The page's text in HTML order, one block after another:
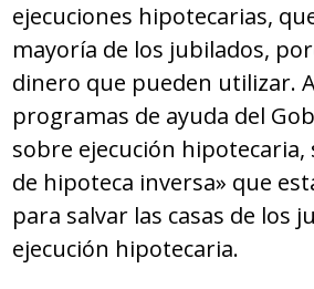
ejecuciones hipotecarias,
mayoría de los jubilados,
dinero que pueden utilizar.
programas de ayuda del
sobre ejecución hipotecaria,
de hipoteca inversa» que
para salvar las casas de los
ejecución hipotecaria.